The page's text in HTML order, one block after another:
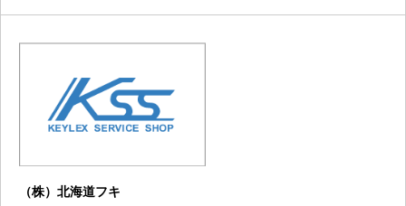
（株）北海道フキ